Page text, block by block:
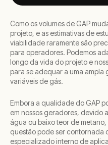
Como os volumes de GAP
projeto, e as estimativas de
viabilidade raramente são
para operadores. Podemos
longo da vida do projeto e
para se adequar a uma
variáveis de gás.
Embora a qualidade do GAP
em nossos geradores, devido
água ou baixo teor de
questão pode ser contornada
especializado interno de